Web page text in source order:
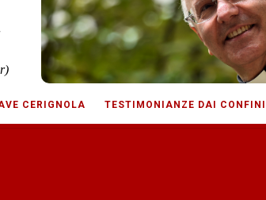
CERIGNOLA TESTIMONIANZE DAI CONFINI